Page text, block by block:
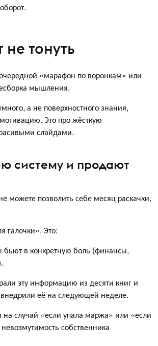
тонуть
«марафон по воронкам» или
мышления.
а не поверхностного знания,
Это про жёсткую
слайдами.
систему и продают
можете позволить себе месяц раскачки,
галочки». Это:
бьют в конкретную боль (финансы,
эту информацию из десяти книг и
внедрили её на следующей неделе.
на случай «если упала маржа» или «если
собственника